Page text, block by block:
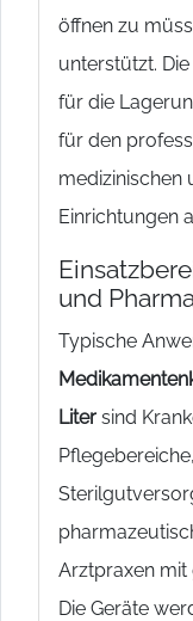
öffnen zu
unterstützt.
für die
für den
medizinischen
Einrichtungen
und
Typische
Liter sind
Arztpraxen mit
Die Geräte